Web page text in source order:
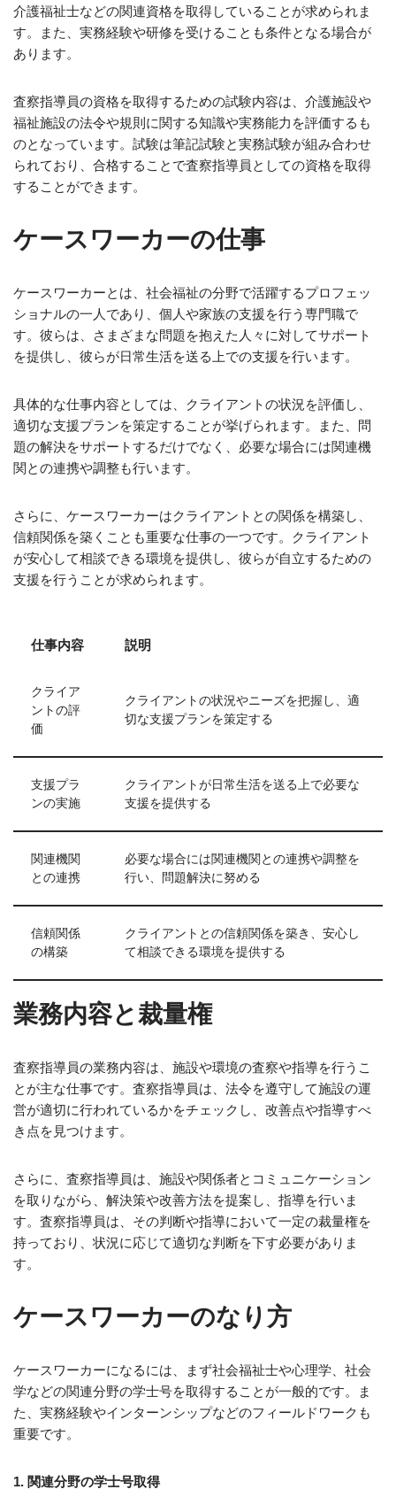
介護福祉士などの関連資格を取得していることが求められま
す。また、実務経験や研修を受けることも条件となる場合が
あります。
査察指導員の資格を取得するための試験内容は、介護施設や
福祉施設の法令や規則に関する知識や実務能力を評価するも
のとなっています。試験は筆記試験と実務試験が組み合わせ
られており、合格することで査察指導員としての資格を取得
することができます。
ケースワーカーの仕事
ケースワーカーとは、社会福祉の分野で活躍するプロフェッ
ショナルの一人であり、個人や家族の支援を行う専門職で
す。彼らは、さまざまな問題を抱えた人々に対してサポート
を提供し、彼らが日常生活を送る上での支援を行います。
具体的な仕事内容としては、クライアントの状況を評価し、
適切な支援プランを策定することが挙げられます。また、問
題の解決をサポートするだけでなく、必要な場合には関連機
関との連携や調整も行います。
さらに、ケースワーカーはクライアントとの関係を構築し、
信頼関係を築くことも重要な仕事の一つです。クライアント
が安心して相談できる環境を提供し、彼らが自立するための
支援を行うことが求められます。
仕事内容 説明
クライア
ントの評
価
クライアントの状況やニーズを把握し、適
切な支援プランを策定する
支援プラ
ンの実施
クライアントが日常生活を送る上で必要な
支援を提供する
関連機関
との連携
必要な場合には関連機関との連携や調整を
行い、問題解決に努める
信頼関係
の構築
クライアントとの信頼関係を築き、安心し
て相談できる環境を提供する
業務内容と裁量権
査察指導員の業務内容は、施設や環境の査察や指導を行うこ
とが主な仕事です。査察指導員は、法令を遵守して施設の運
営が適切に行われているかをチェックし、改善点や指導すべ
き点を見つけます。
さらに、査察指導員は、施設や関係者とコミュニケーション
を取りながら、解決策や改善方法を提案し、指導を行いま
す。査察指導員は、その判断や指導において一定の裁量権を
持っており、状況に応じて適切な判断を下す必要がありま
す。
ケースワーカーのなり方
ケースワーカーになるには、まず社会福祉士や心理学、社会
学などの関連分野の学士号を取得することが一般的です。ま
た、実務経験やインターンシップなどのフィールドワークも
重要です。
1. 関連分野の学士号取得